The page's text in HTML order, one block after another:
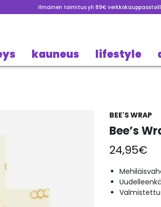
Ilmainen toimitus yli 89€
kauneus lifestyle
BEE'S WRAP
Bee’s
24,95€